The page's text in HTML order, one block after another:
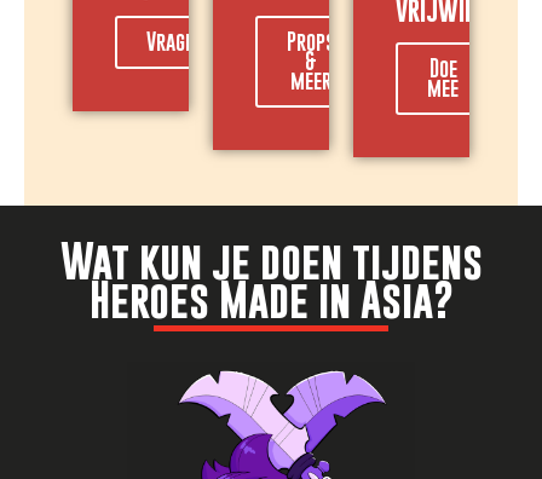
Vragen? Props
&
meer
VRIJWILLIGER
Doe
mee
Wat kun je doen tijdens
Heroes Made in Asia?